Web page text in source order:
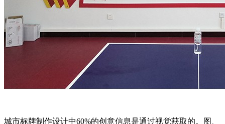
城市标牌制作设计中60%的创意信息是通过视觉获取的。图、